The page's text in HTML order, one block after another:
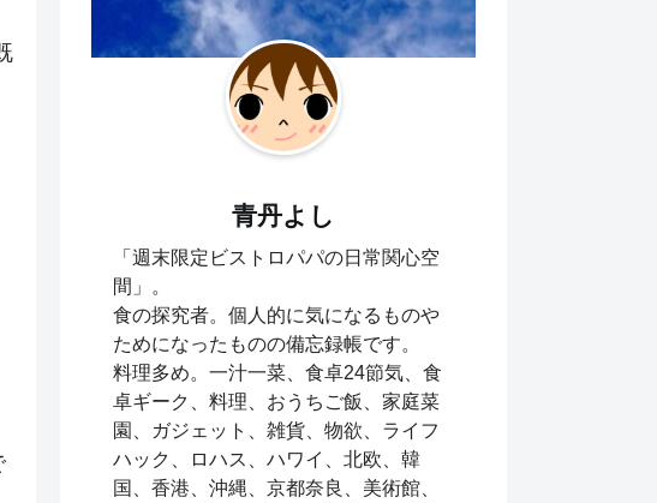
青丹よし
「週末限定ビストロパパの日常関心空
間」。
食の探究者。個人的に気になるものや
ためになったものの備忘録帳です。
料理多め。一汁一菜、食卓24節気、食
卓ギーク、料理、おうちご飯、家庭菜
園、ガジェット、雑貨、物欲、ライフ
ハック、ロハス、ハワイ、北欧、韓
国、香港、沖縄、京都奈良、美術館、